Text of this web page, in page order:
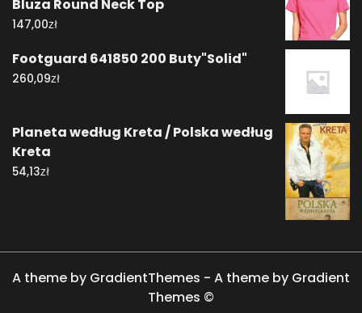
Bluza Round Neck Top
147,00zł
Footguard 641850 200 Buty"Solid"
260,09zł
Planeta według Kreta / Polska według
Kreta
54,13zł
A theme by GradientThemes - A theme by Gradient
Themes ©